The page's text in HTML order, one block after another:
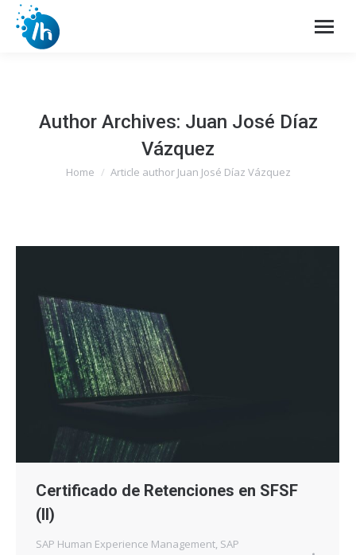
Author Archives: Juan José Díaz
Vázquez
You are here:
Home Article author Juan José Díaz Vázquez
Certificado de Retenciones en SFSF
(II)
SAP Human Experience Management SAP